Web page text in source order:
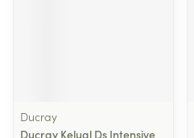
Ducray
Ducray Kelual Ds Intensive